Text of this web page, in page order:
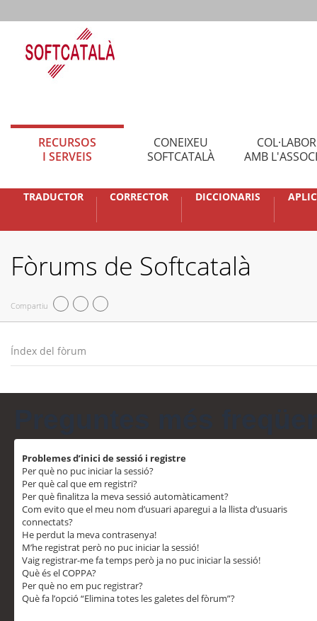
RECURSOS
I SERVEIS
CONEIXEU
SOFTCATALÀ
AMB
TRADUCTOR CORRECTOR DICCIONARIS
Fòrums de Softcatalà
Compartiu
Índex del fòrum
Problemes d’inici de sessió i registre
Per què no puc iniciar la sessió?
Per què cal que em registri?
Per què finalitza la meva sessió automàticament?
Com evito que el meu nom d’usuari aparegui a la llista d’usuaris
connectats?
He perdut la meva contrasenya!
M’he registrat però no puc iniciar la sessió!
Vaig registrar-me fa temps però ja no puc iniciar la sessió!
Què és el COPPA?
Per què no em puc registrar?
Què fa l’opció “Elimina totes les galetes del fòrum”?